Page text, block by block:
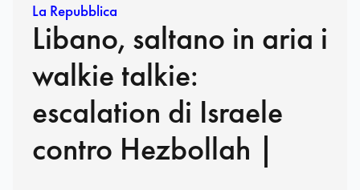
La Repubblica
Libano, saltano in aria i
walkie talkie:
escalation di Israele
contro Hezbollah |